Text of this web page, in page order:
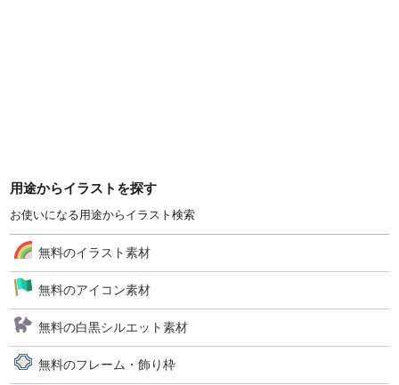
用途からイラストを探す
お使いになる用途からイラスト検索
無料のイラスト素材
無料のアイコン素材
無料の白黒シルエット素材
無料のフレーム・飾り枠